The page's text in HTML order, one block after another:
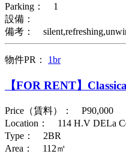
Parking： 1
設備：
備考：
物件PR： 1br
【FOR RENT】
Price（賃料）： P90,000
Location： 114 H.V DELa
Type： 2BR
Area： 112㎡